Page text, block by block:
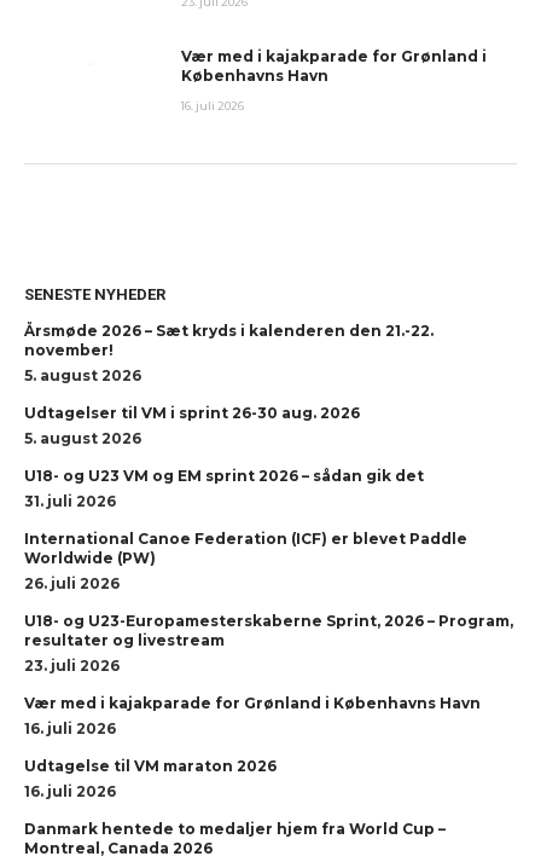
Vær med i kajakparade for Grønland i
Københavns Havn
16. juli 2026
SENESTE NYHEDER
Årsmøde 2026 – Sæt kryds i kalenderen den 21.-22.
november!
5. august 2026
Udtagelser til VM i sprint 26-30 aug. 2026
5. august 2026
U18- og U23 VM og EM sprint 2026 – sådan gik det
31. juli 2026
International Canoe Federation (ICF) er blevet Paddle
Worldwide (PW)
26. juli 2026
U18- og U23-Europamesterskaberne Sprint, 2026 – Program,
resultater og livestream
23. juli 2026
Vær med i kajakparade for Grønland i Københavns Havn
16. juli 2026
Udtagelse til VM maraton 2026
16. juli 2026
Danmark hentede to medaljer hjem fra World Cup –
Montreal, Canada 2026